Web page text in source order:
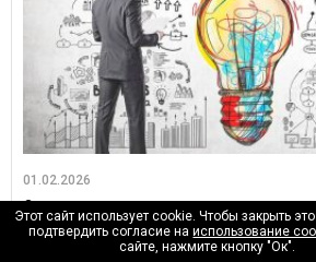
01.02.2026
От «оптимизации рекламы» к
ценностная логика маркетинга
4618
Этот сайт использует cookie. Чтобы закрыть
подтвердить согласие наиспользование
сайте, нажмите кнопку "Ок".